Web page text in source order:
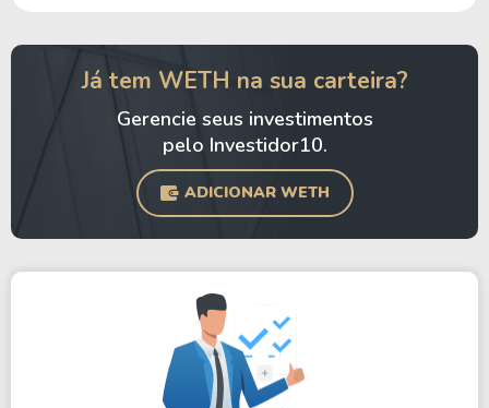
Já tem WETH na sua carteira?
Gerencie seus investimentos
pelo Investidor10.
ADICIONAR WETH